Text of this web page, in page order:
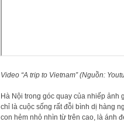
Video “A trip to Vietnam” (Nguồn:
Hà Nội trong góc quay của nhiếp ảnh
chỉ là cuộc sống rất đỗi bình dị hàng
con hẻm nhỏ nhìn từ trên cao, là ánh